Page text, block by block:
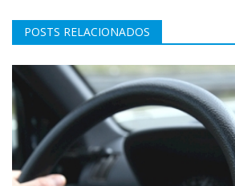
POSTS RELACIONADOS